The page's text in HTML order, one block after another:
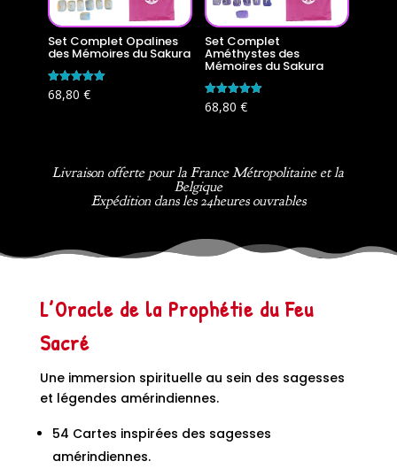
Set Complet Opalines
des Mémoires du Sakura
Note
5.00
68,80 €
Set Complet
Améthystes des
Mémoires du Sakura
Note
5.00
68,80 €
Livraison offerte pour la France Métropolitaine et la
Belgique
Expédition dans les 24heures ouvrables
L’Oracle de la Prophétie du Feu
Sacré
Une immersion spirituelle au sein des sagesses
et légendes amérindiennes.
54 Cartes inspirées des sagesses
amérindiennes.